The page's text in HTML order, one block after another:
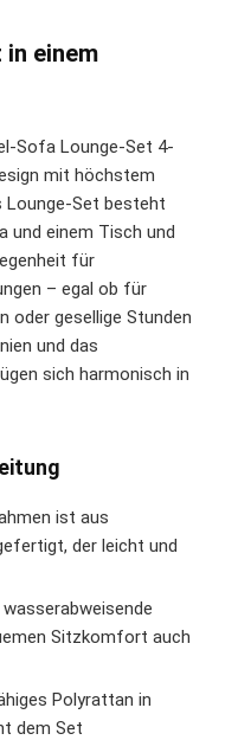
in einem
Sofa Lounge-Set 4-
mit höchstem
Lounge-Set besteht
und einem Tisch und
für
– egal ob für
oder gesellige Stunden
und das
sich harmonisch in
ist aus
der leicht und
Sitzkomfort auch
Polyrattan in
dem Set